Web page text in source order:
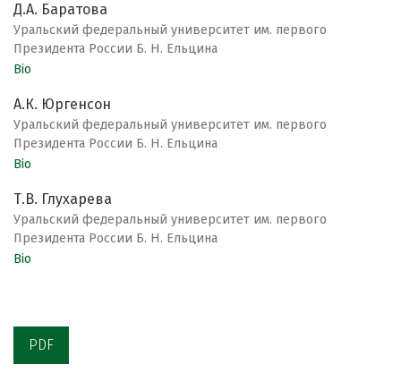
Д.А. Баратова
Уральский федеральный университет им. первого
Президента России Б. Н. Ельцина
Bio
А.К. Юргенсон
Уральский федеральный университет им. первого
Президента России Б. Н. Ельцина
Bio
Т.В. Глухарева
Уральский федеральный университет им. первого
Президента России Б. Н. Ельцина
Bio
PDF